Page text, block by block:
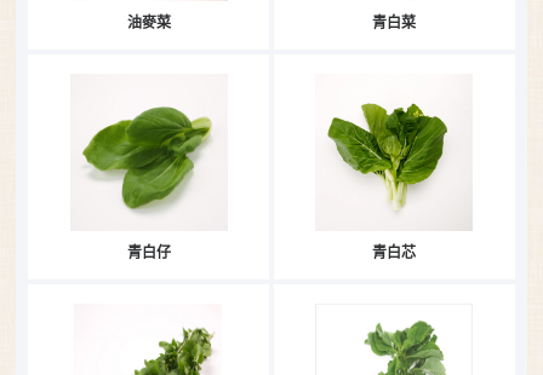
油麥菜 青白菜
青白仔 青白芯